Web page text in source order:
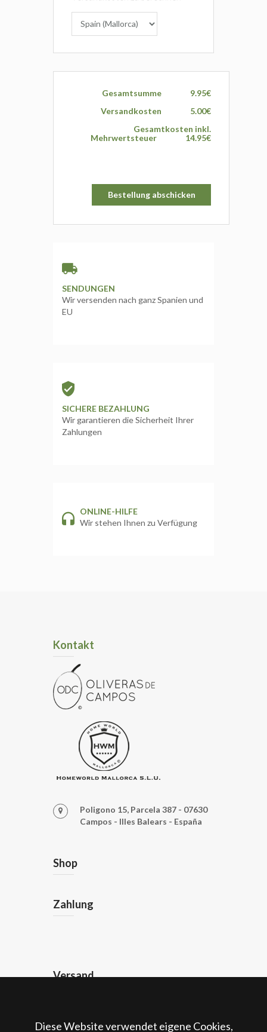
Gesamtsumme
9.95€
Versandkosten
5.00€
Gesamtkosten inkl.
Mehrwertsteuer
14.95€
SENDUNGEN
Wir versenden nach ganz Spanien und
EU
SICHERE BEZAHLUNG
Wir garantieren die Sicherheit Ihrer
Zahlungen
ONLINE-HILFE
Wir stehen Ihnen zu Verfügung
Kontakt
Poligono 15, Parcela 387 - 07630
Campos - Illes Balears - España
Shop
Zahlung
Versand
Diese Website verwendet eigene Cookies,